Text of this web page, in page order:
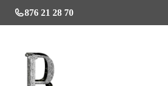
Saltar
al
876 21 28 70